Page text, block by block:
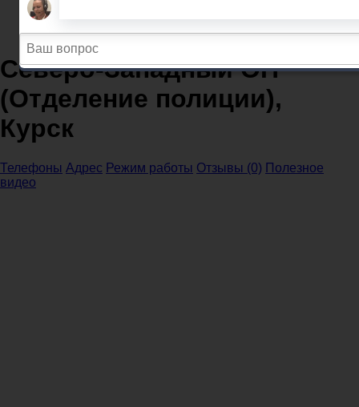
МВД Курск
Северо-Западный ОП (Отделение полиции), Курск
Северо-Западный ОП
(Отделение полиции),
Курск
Телефоны Адрес Режим работы Отзывы (0) Полезное
видео